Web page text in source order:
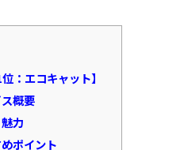
：エコキャット】
概要
力
ポイント